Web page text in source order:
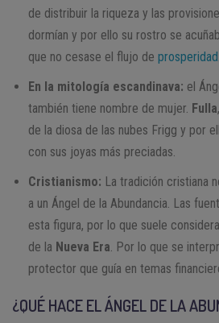
de distribuir la riqueza y las
dormían y por ello su rostro se
que no cesase el flujo de prosperidad
En la mitología escandinava: el
también tiene nombre de mujer. Fulla
de la diosa de las nubes Frigg y por
con sus joyas más preciadas.
Cristianismo: La tradición cristiana
a un Ángel de la Abundancia. Las
esta figura, por lo que suele
de la Nueva Era . Por lo que se
protector que guía en temas
¿QUÉ HACE EL ÁNGEL DE LA